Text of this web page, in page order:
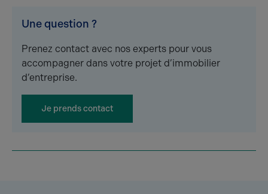
Une question ?
Prenez contact avec nos experts pour vous
accompagner dans votre projet d’immobilier
d’entreprise.
Je prends contact